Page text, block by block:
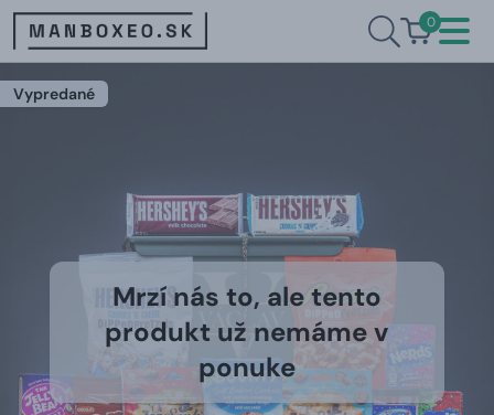
0
Vypredané
Mrzí nás to, ale tento
produkt už nemáme v
ponuke